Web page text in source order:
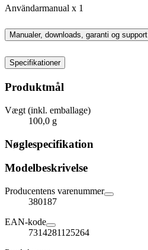
Användarmanual x 1
Manualer, downloads, garanti og support
Specifikationer
Produktmål
Vægt (inkl. emballage)
100,0 g
Nøglespecifikation
Modelbeskrivelse
Producentens varenummer
380187
EAN-kode
7314281125264